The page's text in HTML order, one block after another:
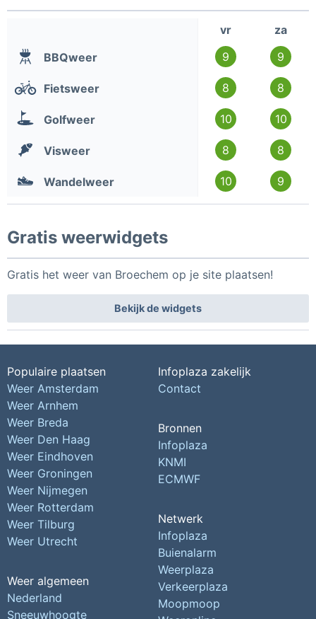
vr
za
BBQweer
9 9
Fietsweer 8 8
Golfweer 10 10
Visweer 8 8
Wandelweer 10 9
Gratis weerwidgets
Gratis het weer van Broechem op je site plaatsen!
Bekijk de widgets
Populaire plaatsen
Weer Amsterdam
Weer Arnhem
Weer Breda
Weer Den Haag
Weer Eindhoven
Weer Groningen
Weer Nijmegen
Weer Rotterdam
Weer Tilburg
Weer Utrecht
Weer algemeen
Nederland
Sneeuwhoogte
Infoplaza zakelijk
Contact
Bronnen
Infoplaza
KNMI
ECMWF
Netwerk
Infoplaza
Buienalarm
Weerplaza
Verkeerplaza
Moopmoop